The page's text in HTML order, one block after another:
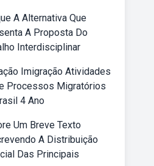
A Alternativa Que
A Proposta Do
Interdisciplinar
Imigração Atividades
Processos Migratórios
4 Ano
Um Breve Texto
A Distribuição
Das Principais